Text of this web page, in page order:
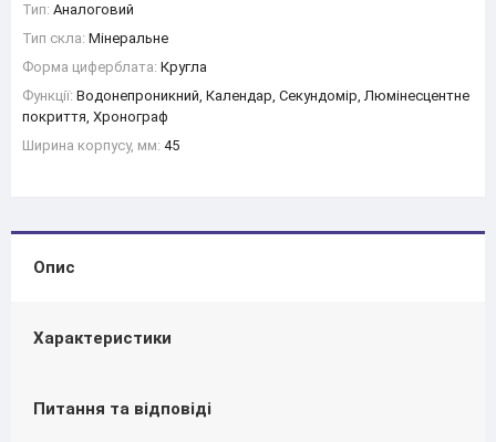
Тип: Аналоговий
Тип скла: Мінеральне
Форма циферблата: Кругла
Функції: Водонепроникний, Календар, Секундомір, Люмінесцентне
покриття, Хронограф
Ширина корпусу, мм: 45
Опис
Характеристики
Питання та відповіді